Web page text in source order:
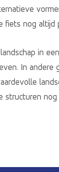
fiets nog altijd
in
In andere
structuren